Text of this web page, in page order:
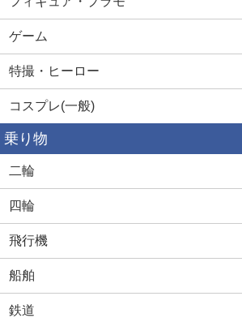
ゲーム
特撮・ヒーロー
コスプレ(一般)
乗り物
二輪
四輪
飛行機
船舶
鉄道